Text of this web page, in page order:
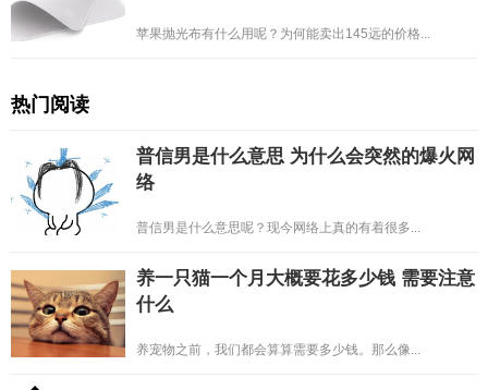
苹果抛光布有什么用呢？为何能卖出145远的价格...
热门阅读
普信男是什么意思 为什么会突然的爆火网
络
普信男是什么意思呢？现今网络上真的有着很多...
养一只猫一个月大概要花多少钱 需要注意
什么
养宠物之前，我们都会算算需要多少钱。那么像...